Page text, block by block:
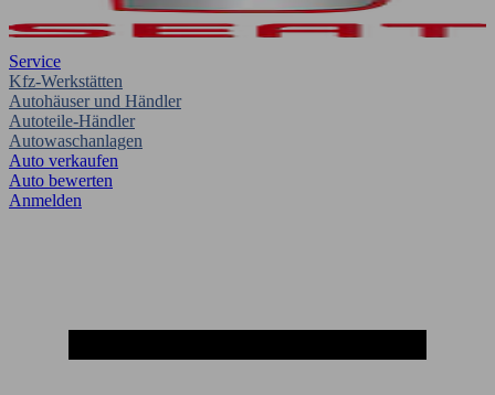
Service
Kfz-Werkstätten
Autohäuser und Händler
Autoteile-Händler
Autowaschanlagen
Auto verkaufen
Auto bewerten
Anmelden